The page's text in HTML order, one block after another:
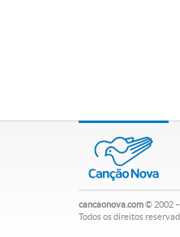
cancaonova.com© 2002
Todos os direitos